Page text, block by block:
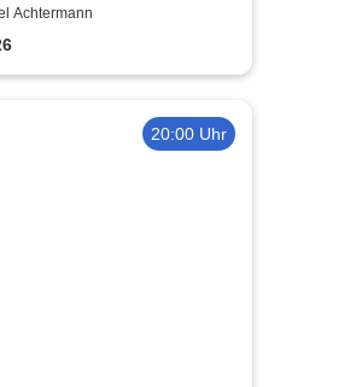
Mord!
Achtermann
20:00 Uhr